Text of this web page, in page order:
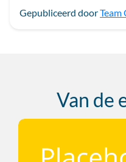
Gepubliceerd doorTeam
Van de